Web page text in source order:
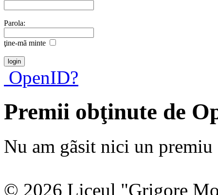
Parola:
ţine-mã minte
OpenID?
Premii obţinute de
Nu am gãsit nici un premiu
© 2026 Liceul "Grigore